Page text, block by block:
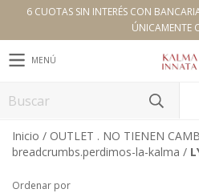
6 CUOTAS SIN INTERÉS CON
ÚNICAMENTE
MENÚ
Inicio / OUTLET . NO TIENEN
breadcrumbs.perdimos-la-kalma /
Ordenar por